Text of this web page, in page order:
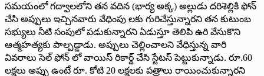
సమయంలో గద్వాలలోని తన వదిన (భార్య అక్క) అల్లుడు దరిశెల్లికి ఫోన్
చేసి అప్పులు ఇచ్చినవారు వేధింపు లకు గురిచేస్తున్నారని తన కుటుంబ
సభ్యులు నీటి సంపులో పడుకున్నారని ఏడుస్తూ తెలిపి ఉరి వేసుకొని
ఆత్మహత్యకు పాల్పడ్డాడు. అప్పులు చెల్లించాలని వేధిస్తున్న వారి
వివరాలు సెల్ ఫోన్ లో వాయిస్ రికార్డ్ చేసి స్టేటస్ పెట్టుకున్నాడు. రూ.60
లక్షలు అప్పు ఉంటే రూ. కోటి 20 లక్షలకు పత్రాలు రాయించుకున్నారని